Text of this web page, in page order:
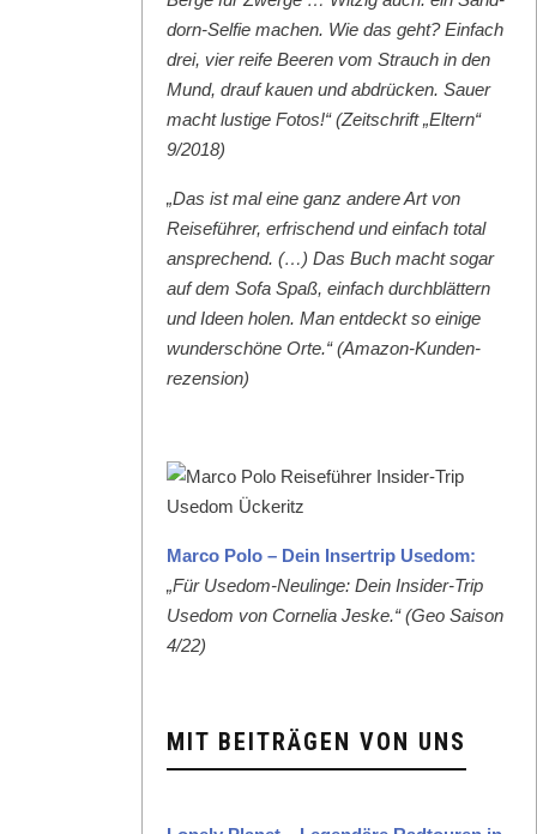
dorn-Self­ie machen. Wie das geht? Ein­fach
drei, vier reife Beeren vom Strauch in den
Mund, drauf kauen und abdrück­en. Sauer
macht lustige Fotos!“ (Zeitschrift „Eltern“
9/2018)
„Das ist mal eine ganz andere Art von
Reise­führer, erfrischend und ein­fach total
ansprechend. (…) Das Buch macht sog­ar
auf dem Sofa Spaß, ein­fach durch­blät­tern
und Ideen holen. Man ent­deckt so einige
wun­der­schöne Orte.“ (Ama­zon-Kun­den­
rezen­sion)
Mar­co Polo – Dein Inser­trip Use­dom:
„Für Use­dom-Neulinge: Dein Insid­er-Trip
Use­dom von Cor­nelia Jeske.“ (Geo Sai­son
4/22)
MIT BEITRÄGEN VON UNS